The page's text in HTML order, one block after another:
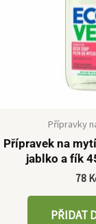
Přípravky
Přípravek na
jablko a fík
78
PŘIDAT